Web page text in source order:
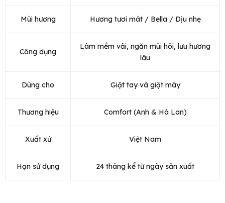
Mùi hương Hương tươi mát / Bella / Dịu nhẹ
Công dụng
Làm mềm vải, ngăn mùi hôi, lưu hương
lâu
Dùng cho Giặt tay và giặt máy
Thương hiệu Comfort (Anh & Hà Lan)
Xuất xứ Việt Nam
Hạn sử dụng 24 tháng kể từ ngày sản xuất